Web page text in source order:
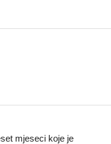
mjeseci koje je